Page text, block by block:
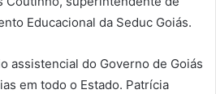
Educacional da Seduc Goiás.
assistencial do Governo de Goiás
em todo o Estado. Patrícia